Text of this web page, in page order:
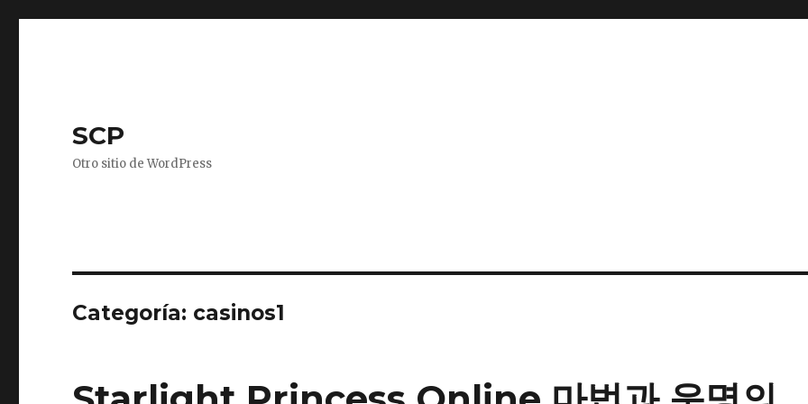
SCP
Otro sitio de WordPress
Categoría: casinos1